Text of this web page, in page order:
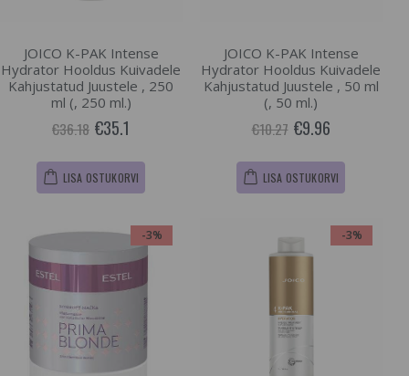
JOICO K-PAK Intense
Hydrator Hooldus Kuivadele
Kahjustatud Juustele , 250
ml (, 250 ml.)
€36.18 €35.1
LISA OSTUKORVI
JOICO K-PAK Intense
Hydrator Hooldus Kuivadele
Kahjustatud Juustele , 50 ml
(, 50 ml.)
€10.27 €9.96
LISA OSTUKORVI
-3% -3%